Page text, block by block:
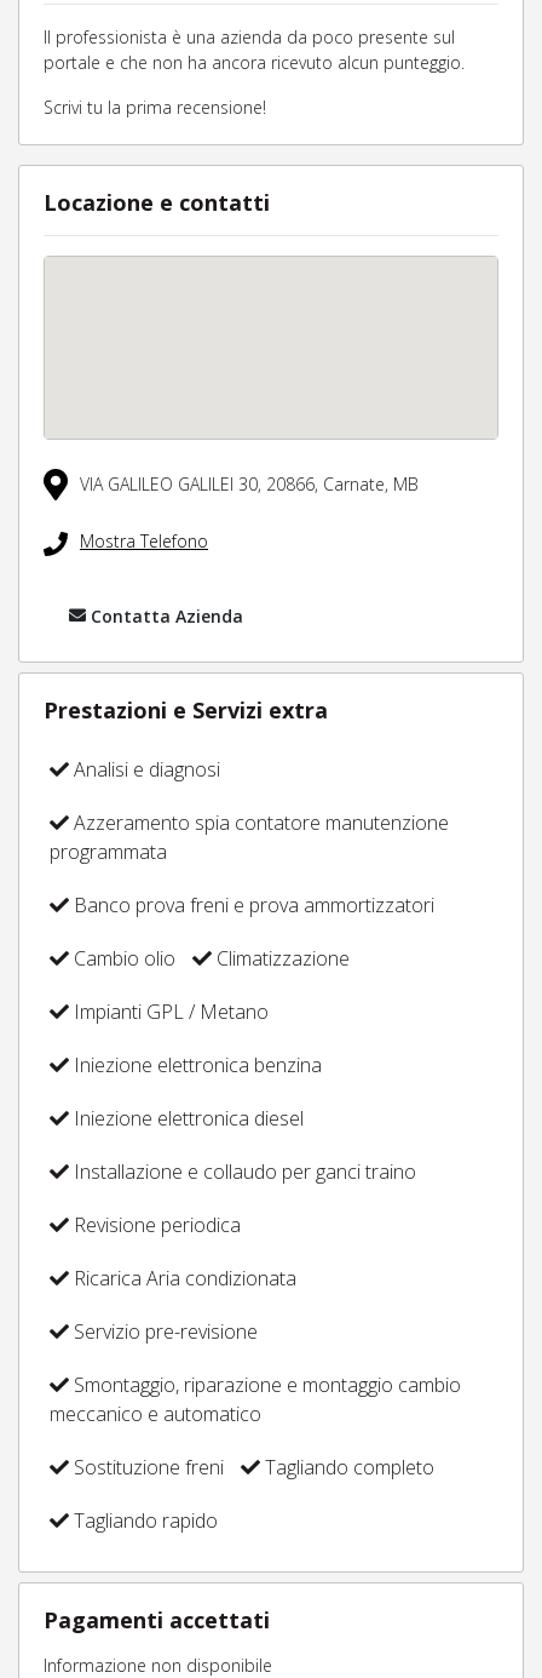
Il professionista è una azienda da poco presente sul
portale e che non ha ancora ricevuto alcun punteggio.
Scrivi tu la prima recensione!
Locazione e contatti
VIA GALILEO GALILEI 30, 20866, Carnate, MB
Mostra Telefono
Contatta Azienda
Prestazioni e Servizi extra
Analisi e diagnosi
Azzeramento spia contatore manutenzione
programmata
Banco prova freni e prova ammortizzatori
Cambio olio
Climatizzazione
Impianti GPL / Metano
Iniezione elettronica benzina
Iniezione elettronica diesel
Installazione e collaudo per ganci traino
Revisione periodica
Ricarica Aria condizionata
Servizio pre-revisione
Smontaggio, riparazione e montaggio cambio
meccanico e automatico
Sostituzione freni
Tagliando completo
Tagliando rapido
Pagamenti accettati
Informazione non disponibile